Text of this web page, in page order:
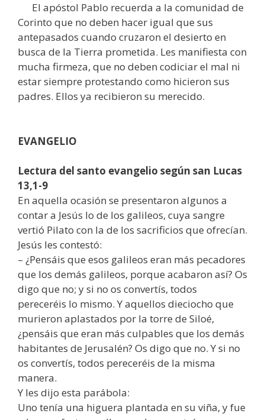
El apóstol Pablo recuerda a la comunidad de
Corinto que no deben hacer igual que sus
antepasados cuando cruzaron el desierto en
busca de la Tierra prometida. Les manifiesta con
mucha firmeza, que no deben codiciar el mal ni
estar siempre protestando como hicieron sus
padres. Ellos ya recibieron su merecido.
EVANGELIO
Lectura del santo evangelio según san Lucas
13,1-9
En aquella ocasión se presentaron algunos a
contar a Jesús lo de los galileos, cuya sangre
vertió Pilato con la de los sacrificios que ofrecían.
Jesús les contestó:
– ¿Pensáis que esos galileos eran más pecadores
que los demás galileos, porque acabaron así? Os
digo que no; y si no os convertís, todos
pereceréis lo mismo. Y aquellos dieciocho que
murieron aplastados por la torre de Siloé,
¿pensáis que eran más culpables que los demás
habitantes de Jerusalén? Os digo que no. Y si no
os convertís, todos pereceréis de la misma
manera.
Y les dijo esta parábola:
Uno tenía una higuera plantada en su viña, y fue